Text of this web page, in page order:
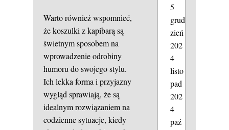
Warto również wspomnieć,
że koszulki z kapibarą są
świetnym sposobem na
wprowadzenie odrobiny
humoru do swojego stylu.
Ich lekka forma i przyjazny
wygląd sprawiają, że są
idealnym rozwiązaniem na
codzienne sytuacje, kiedy
5
grud
zień
202
4
listo
pad
202
4
paź